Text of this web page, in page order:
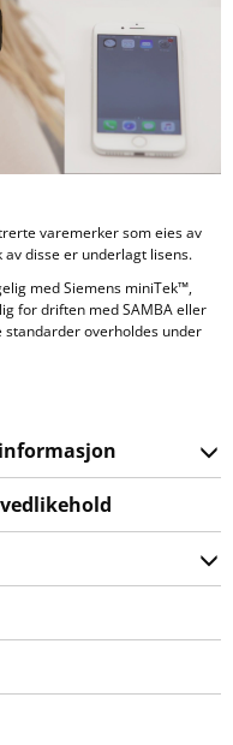
varemerker som eies av
av disse er underlagt lisens.
med Siemens miniTek™,
for driften med SAMBA eller
overholdes under